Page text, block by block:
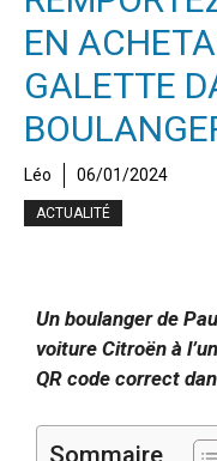
EN
GALETTE
Léo 06/01/2024
ACTUALITÉ
Un boulanger de
voiture Citroën à
QR code correct
Sommaire